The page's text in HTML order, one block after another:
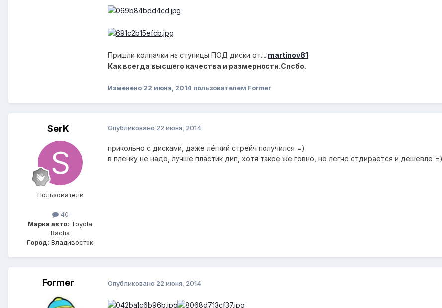
Пришли колпачки на ступицы ПОД диски от.... martinov81
Как всегда высшего качества и размерности.Спсбо.
Изменено 22 июня, 2014 пользователем Former
SerK
Пользователи
40
Марка авто: Toyota
Ractis
Город: Владивосток
Опубликовано 22 июня, 2014
прикольно с дисками, даже лёгкий стрейч получился =)
в пленку не надо, лучше пластик дип, хотя такое же говно, но легче отдирается и дешевле =)
Former Опубликовано 22 июня, 2014